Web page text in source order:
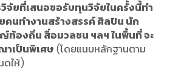
วิจัยที่เสนอขอรับทุนวิจัยในครั้งนี้ทำ
คนทำงานสร้างสรรค์ ศิลปิน นัก
ท้องถิ่น สื่อมวลชน ฯลฯ ในพื้นที่ จะ
าเป็นพิเศษ (โดยแนบหลักฐานตาม
นดให้)